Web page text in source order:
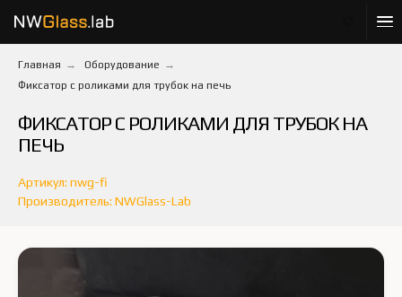
Главная → Оборудование →
Фиксатор с роликами для трубок на печь
ФИКСАТОР С РОЛИКАМИ ДЛЯ ТРУБОК НА
ПЕЧЬ
Артикул: nwg-fi
Производитель: NWGlass-Lab